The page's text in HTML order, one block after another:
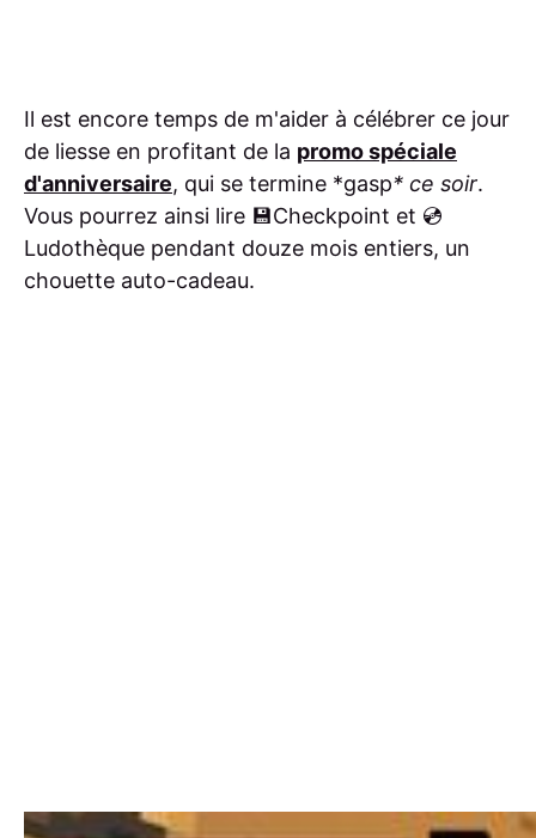
Il est encore temps de m'aider à célébrer ce jour
de liesse en profitant de la promo spéciale
d'anniversaire, qui se termine *gasp* ce soir.
Vous pourrez ainsi lire 💾Checkpoint et 💿
Ludothèque pendant douze mois entiers, un
chouette auto-cadeau.